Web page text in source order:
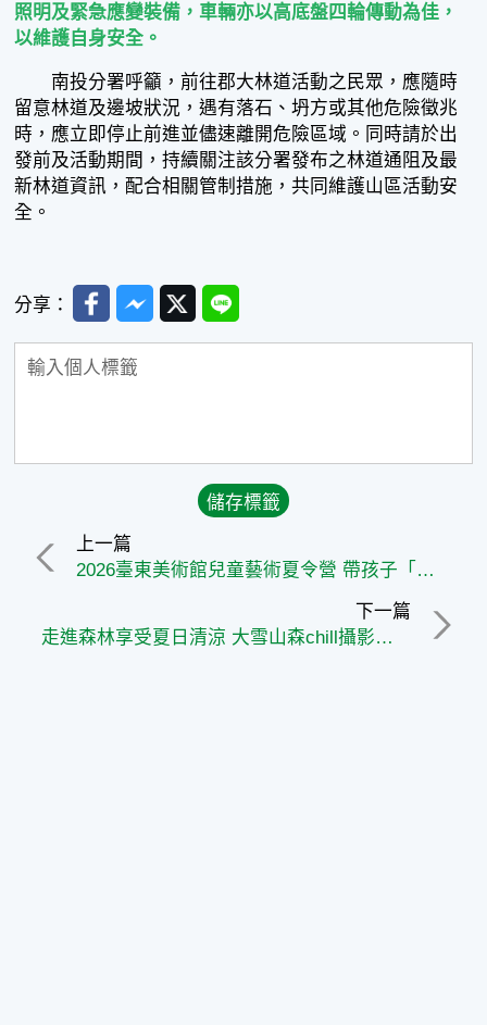
照明及緊急應變裝備，車輛亦以高底盤四輪傳動為佳，
以維護自身安全。
南投分署呼籲，前往郡大林道活動之民眾，應隨時
留意林道及邊坡狀況，遇有落石、坍方或其他危險徵兆
時，應立即停止前進並儘速離開危險區域。同時請於出
發前及活動期間，持續關注該分署發布之林道通阻及最
新林道資訊，配合相關管制措施，共同維護山區活動安
全。
分享： FacebookMessenger
TwitterLine
上一篇
2026臺東美術館兒童藝術夏令營 帶孩子「走！南島玩創趣！」展開藝術探索旅程
下一篇
走進森林享受夏日清涼 大雪山森chill攝影野餐日邀您避暑漫遊